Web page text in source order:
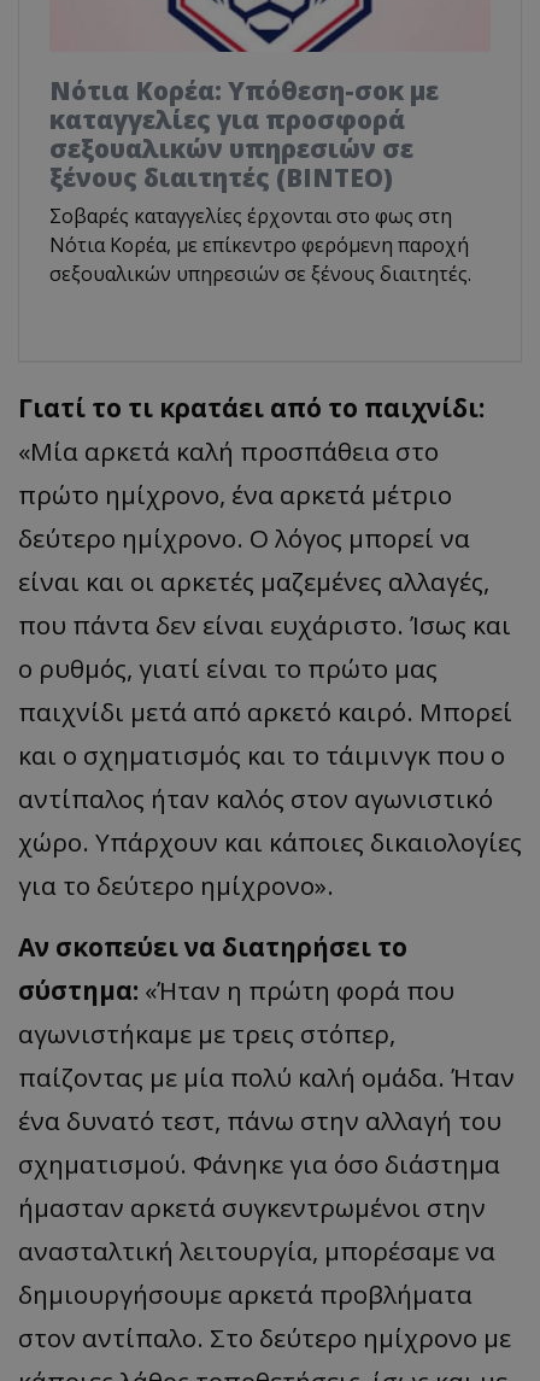
Νότια Κορέα: Υπόθεση-σοκ με
καταγγελίες για προσφορά
σεξουαλικών υπηρεσιών σε
ξένους διαιτητές (BINTEO)
Σοβαρές καταγγελίες έρχονται στο φως στη
Νότια Κορέα, με επίκεντρο φερόμενη παροχή
σεξουαλικών υπηρεσιών σε ξένους διαιτητές.
Γιατί το τι κρατάει από το παιχνίδι:
«Μία αρκετά καλή προσπάθεια στο
πρώτο ημίχρονο, ένα αρκετά μέτριο
δεύτερο ημίχρονο. Ο λόγος μπορεί να
είναι και οι αρκετές μαζεμένες αλλαγές,
που πάντα δεν είναι ευχάριστο. Ίσως και
ο ρυθμός, γιατί είναι το πρώτο μας
παιχνίδι μετά από αρκετό καιρό. Μπορεί
και ο σχηματισμός και το τάιμινγκ που ο
αντίπαλος ήταν καλός στον αγωνιστικό
χώρο. Υπάρχουν και κάποιες δικαιολογίες
για το δεύτερο ημίχρονο».
Αν σκοπεύει να διατηρήσει το
σύστημα: «Ήταν η πρώτη φορά που
αγωνιστήκαμε με τρεις στόπερ,
παίζοντας με μία πολύ καλή ομάδα. Ήταν
ένα δυνατό τεστ, πάνω στην αλλαγή του
σχηματισμού. Φάνηκε για όσο διάστημα
ήμασταν αρκετά συγκεντρωμένοι στην
ανασταλτική λειτουργία, μπορέσαμε να
δημιουργήσουμε αρκετά προβλήματα
στον αντίπαλο. Στο δεύτερο ημίχρονο με